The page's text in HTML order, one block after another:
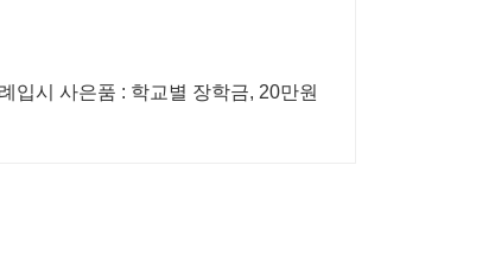
입시 사은품 : 학교별 장학금, 20만원